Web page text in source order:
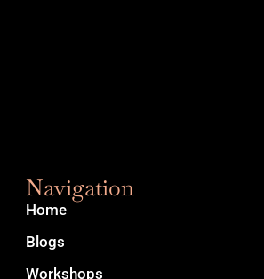
Navigation
Home
Blogs
Workshops